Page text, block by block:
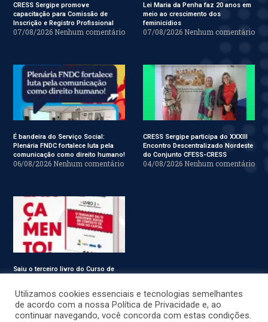
CRESS Sergipe promove
capacitação para Comissão de
Inscrição e Registro Profissional
07/08/2026 Nenhum comentário
Lei Maria da Penha faz 20 anos em
meio ao crescimento dos
feminicídios
07/08/2026 Nenhum comentário
É bandeira do Serviço Social:
Plenária FNDC fortalece luta pela
comunicação como direito humano!
06/08/2026 Nenhum comentário
CRESS Sergipe participa do XXXIII
Encontro Descentralizado Nordeste
do Conjunto CFESS-CRESS
04/08/2026 Nenhum comentário
Saiu o terceiro livro do Curso de
Utilizamos cookies essenciais e tecnologias semelhantes
de acordo com a nossa Política de Privacidade e, ao
continuar navegando, você concorda com estas condições.